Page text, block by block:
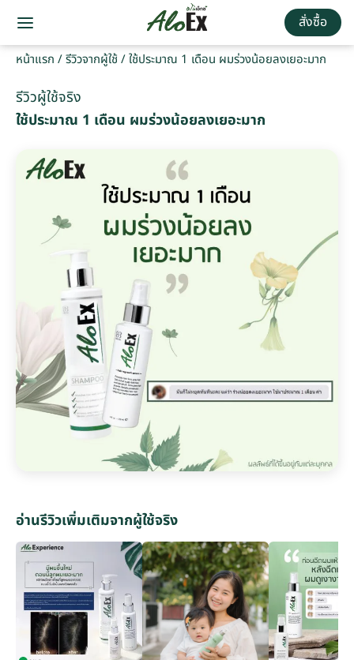
สั่งซื้อ
หน้าแรก /รีวิวจากผู้ใช้ /ใช้ประมาณ 1 เดือน ผมร่วงน้อยลงเยอะมาก
รีวิวผู้ใช้จริง
ใช้ประมาณ 1 เดือน ผมร่วงน้อยลงเยอะมาก
อ่านรีวิวเพิ่มเติมจากผู้ใช้จริง